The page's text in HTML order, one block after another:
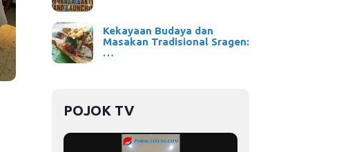
Kekayaan Budaya dan
Masakan Tradisional Sragen:
…
POJOK TV